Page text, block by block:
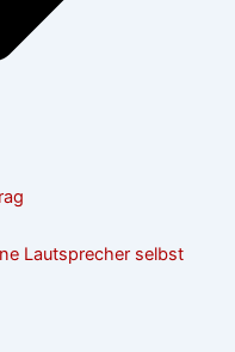
Lautsprecher selbst